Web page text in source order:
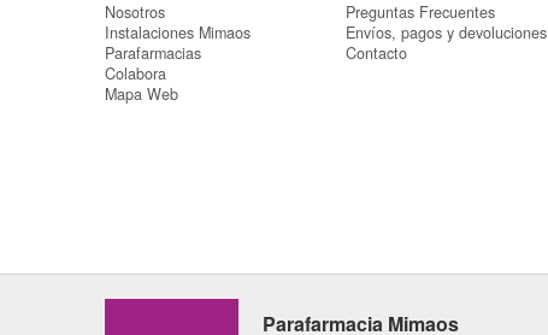
Nosotros
Instalaciones Mimaos
Parafarmacias
Colabora
Mapa Web
Preguntas Frecuentes
Envíos, pagos y devoluciones
Contacto
Parafarmacia Mimaos